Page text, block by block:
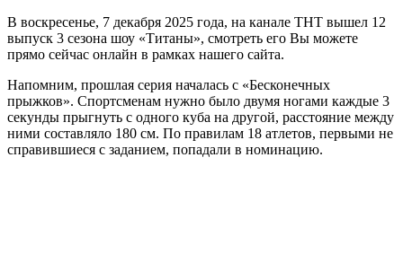
В воскресенье, 7 декабря 2025 года, на канале ТНТ вышел 12
выпуск 3 сезона шоу «Титаны», смотреть его Вы можете
прямо сейчас онлайн в рамках нашего сайта.
Напомним, прошлая серия началась с «Бесконечных
прыжков». Спортсменам нужно было двумя ногами каждые 3
секунды прыгнуть с одного куба на другой, расстояние между
ними составляло 180 см. По правилам 18 атлетов, первыми не
справившиеся с заданием, попадали в номинацию.